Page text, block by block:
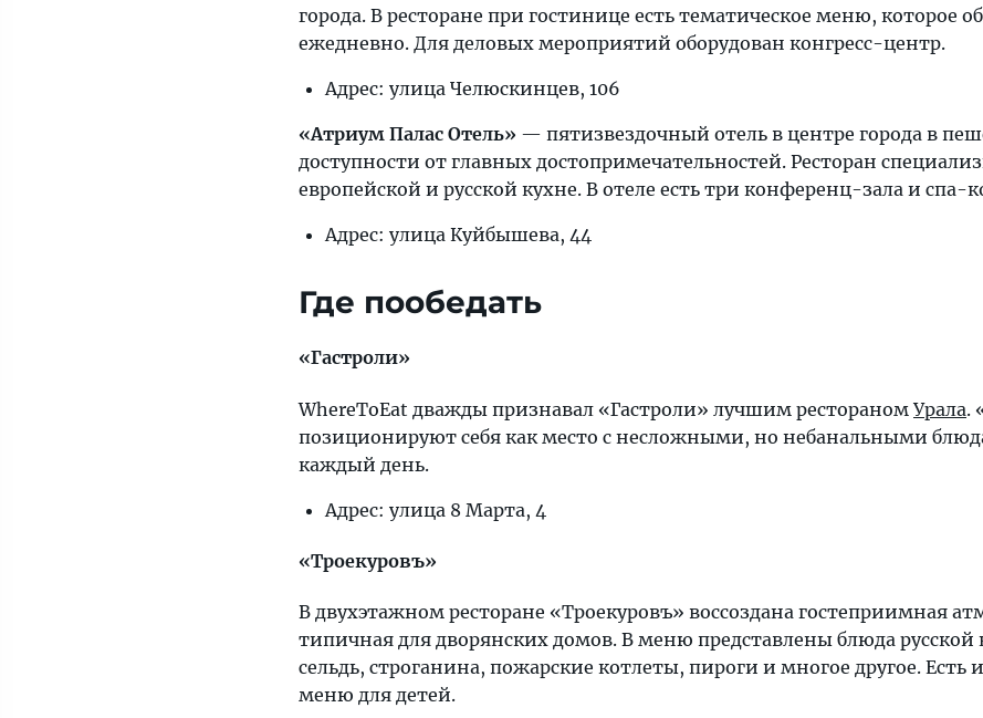
города. В ресторане при гостинице есть тематическое меню, которое
ежедневно. Для деловых мероприятий оборудован конгресс-центр.
Адрес: улица Челюскинцев, 106
«Атриум Палас Отель» — пятизвездочный отель в центре города в
доступности от главных достопримечательностей. Ресторан
европейской и русской кухне. В отеле есть три конференц-зала и спа-
Адрес: улица Куйбышева, 44
Где пообедать
«Гастроли»
WhereToEat дважды признавал «Гастроли» лучшим рестораном Урала.
позиционируют себя как место с несложными, но небанальными
каждый день.
Адрес: улица 8 Марта, 4
«Троекуровъ»
В двухэтажном ресторане «Троекуровъ» воссоздана гостеприимная
типичная для дворянских домов. В меню представлены блюда русской
сельдь, строганина, пожарские котлеты, пироги и многое другое. Есть
меню для детей.